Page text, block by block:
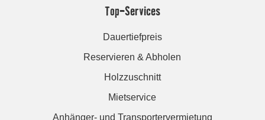
Top-Services
Dauertiefpreis
Reservieren & Abholen
Holzzuschnitt
Mietservice
Anhänger- und Transportervermietung